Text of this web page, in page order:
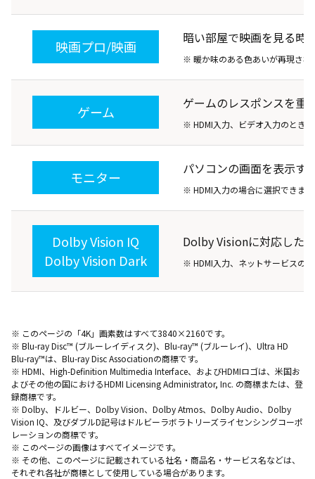
映画プロ/映画
暗い部屋で映画を見る時
※ 暖か味のある色あいが再現され
ゲーム
ゲームのレスポンスを重
※ HDMI入力、ビデオ入力のとき
モニター
パソコンの画面を表示す
※ HDMI入力の場合に選択できま
Dolby Vision IQ
Dolby Vision Dark
Dolby Visionに対応した
※ HDMI入力、ネットサービスの
※ このページの「4K」画素数はすべて3840×2160です。
※ Blu-ray Disc™ (ブルーレイディスク)、Blu-ray™ (ブルーレイ)、Ultra HD
Blu-ray™は、Blu-ray Disc Associationの商標です。
※ HDMI、High-Definition Multimedia Interface、およびHDMIロゴは、米国お
よびその他の国におけるHDMI Licensing Administrator, Inc. の商標または、登
録商標です。
※ Dolby、ドルビー、Dolby Vision、Dolby Atmos、Dolby Audio、Dolby
Vision IQ、及びダブルD記号はドルビーラボラトリーズライセンシングコーポ
レーションの商標です。
※ このページの画像はすべてイメージです。
※ その他、このページに記載されている社名・商品名・サービス名などは、
それぞれ各社が商標として使用している場合があります。